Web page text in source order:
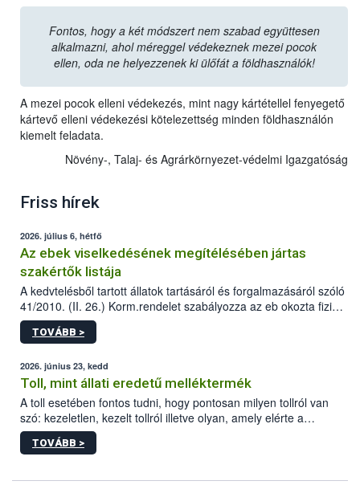
Fontos, hogy a két módszert nem szabad együttesen
alkalmazni, ahol méreggel védekeznek mezei pocok
ellen, oda ne helyezzenek ki ülőfát a földhasználók!
A mezei pocok elleni védekezés, mint nagy kártétellel fenyegető
kártevő elleni védekezési kötelezettség minden földhasználón
kiemelt feladata.
Növény-, Talaj- és Agrárkörnyezet-védelmi Igazgatóság
Friss hírek
2026. július 6, hétfő
Az ebek viselkedésének megítélésében jártas
szakértők listája
A kedvtelésből tartott állatok tartásáról és forgalmazásáról szóló
41/2010. (II. 26.) Korm.rendelet szabályozza az eb okozta fizikai
sérülés, illetve ennek veszélye keletkezésekor felmerülő
hatósági feladatokat, valamint a veszélyes eb tartását és annak
vonni az ebek viselkedésének megítélésében jártas szakértőt.
TOVÁBB >
2026. június 23, kedd
Toll, mint állati eredetű melléktermék
A toll esetében fontos tudni, hogy pontosan milyen tollról van
szó: kezeletlen, kezelt tollról illetve olyan, amely elérte a
„végpontját”.
TOVÁBB >